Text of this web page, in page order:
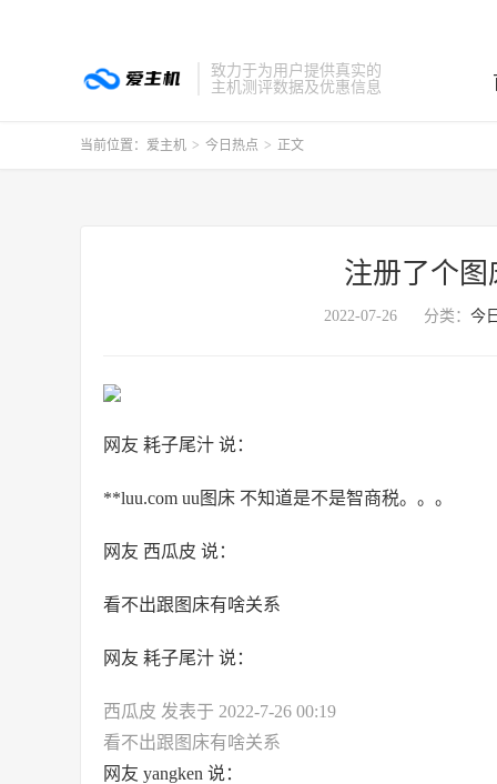
致力于为用户提供真实的
主机测评数据及优惠信息
当前位置： 爱主机 > 今日热点 > 正文
注册了个
2022-07-26 分类： 今
网友 耗子尾汁 说：
**luu.com uu图床 不知道是不是智商税。。。
网友 西瓜皮 说：
看不出跟图床有啥关系
网友 耗子尾汁 说：
西瓜皮 发表于 2022-7-26 00:19
看不出跟图床有啥关系
网友 yangken 说：